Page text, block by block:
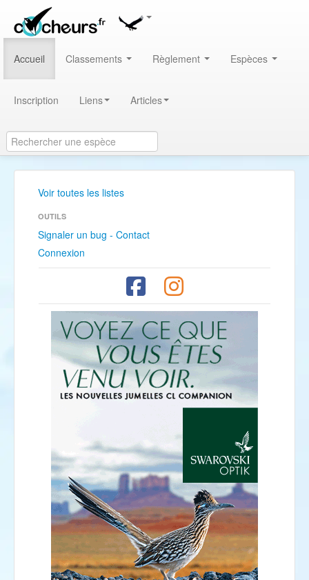
Accueil Classements Règlement Espèces
Inscription Liens Articles
Voir toutes les listes
OUTILS
Signaler un bug - Contact
Connexion